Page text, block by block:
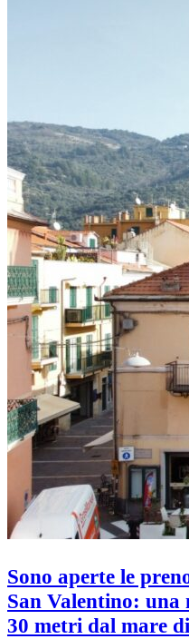
Sono aperte le
San Valentino:
30 metri dal mare